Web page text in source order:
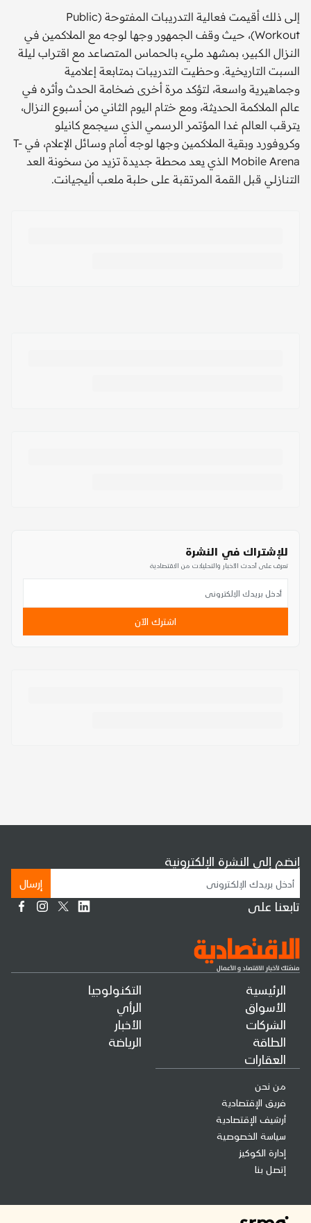
إلى ذلك أقيمت فعالية التدريبات المفتوحة (Public
Workout)، حيث وقف الجمهور وجها لوجه مع الملاكمين في
النزال الكبير، بمشهد مليء بالحماس المتصاعد مع اقتراب ليلة
السبت التاريخية. وحظيت التدريبات بمتابعة إعلامية
وجماهيرية واسعة، لتؤكد مرة أخرى ضخامة الحدث وأثره في
عالم الملاكمة الحديثة، ومع ختام اليوم الثاني من أسبوع النزال،
يترقب العالم غدا المؤتمر الرسمي الذي سيجمع كانيلو
وكروفورد وبقية الملاكمين وجها لوجه أمام وسائل الإعلام، في T-
Mobile Arena الذي يعد محطة جديدة تزيد من سخونة العد
التنازلي قبل القمة المرتقبة على حلبة ملعب أليجيانت.
للإشتراك في النشرة
تعرف على أحدث الأخبار والتحليلات من الاقتصادية
اشترك الآن
الرئيسية
الأسواق
الشركات
الطاقة
العقارات
التكنولوجيا
الرأي
الأخبار
الرياضة
من نحن
فريق الإقتصادية
أرشيف الإقتصادية
سياسة الخصوصية
إدارة الكوكيز
إتصل بنا
إنضم إلى النشرة الإلكترونية
إرسال
تابعنا على